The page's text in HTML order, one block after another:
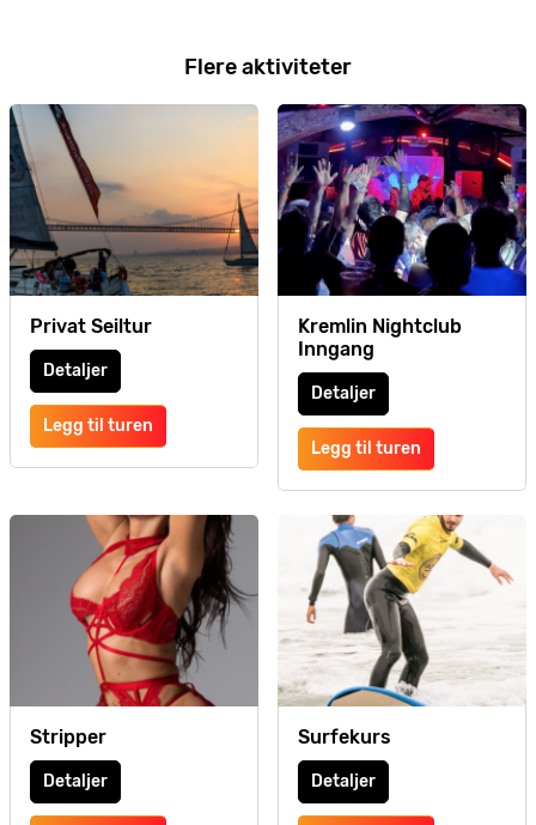
Flere aktiviteter
Privat Seiltur
Detaljer
Legg til turen
Kremlin Nightclub
Inngang
Detaljer
Legg til turen
Stripper
Detaljer
Surfekurs
Detaljer